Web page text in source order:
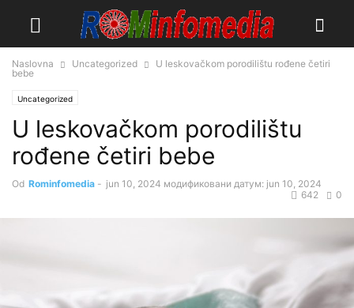
Naslovna Uncategorized
U leskovačkom porodilištu rođene četiri
bebe
Uncategorized
U leskovačkom porodilištu
rođene četiri bebe
Od Rominfomedia - jun 10, 2024 модификовани датум: jun 10, 2024
0
642